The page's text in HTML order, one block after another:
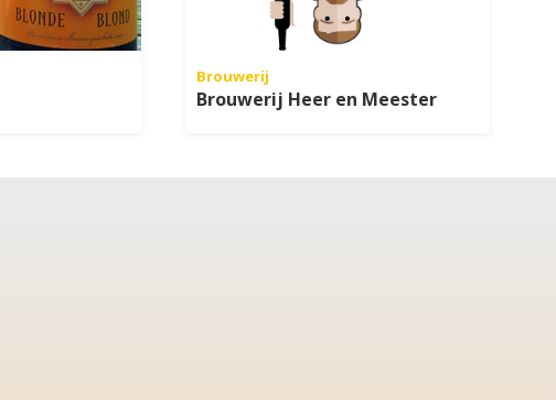
Brouwerij
Brouwerij Heer en Meester